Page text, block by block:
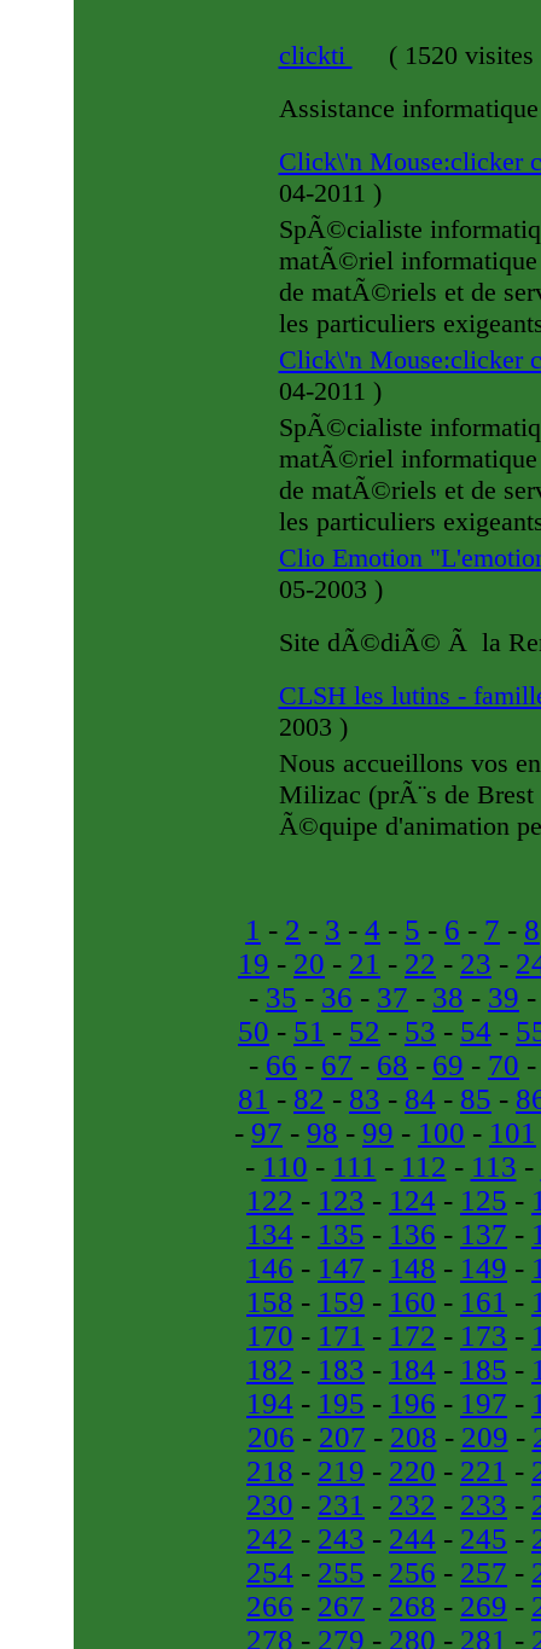
clickti (1520 visites
Assistance
Click\'n Mouse:clicker
04-2011 )
SpÃ©cialiste
matÃ©riel
de matÃ©riels et de
les particuliers
Click\'n Mouse:clicker
04-2011 )
SpÃ©cialiste
matÃ©riel
de matÃ©riels et de
les particuliers
Clio Emotion
05-2003 )
Site dÃ©diÃ© Ã la
CLSH les lutins -
2003 )
Nous accueillons vos
Milizac (prÃ¨s de
Ã©quipe d'animation
1 - 2 - 3 - 4 - 5 - 6 - 7 - 8
19 - 20 - 21 - 22 - 23 -
- 35 - 36 - 37 - 38 - 39
50 - 51 - 52 - 53 - 54 -
- 66 - 67 - 68 - 69 - 70
81 - 82 - 83 - 84 - 85 -
- 97 - 98 - 99 - 100 - 101
- 110 - 111 - 112 - 113 -
122 - 123 - 124 - 125 -
134 - 135 - 136 - 137 -
146 - 147 - 148 - 149 -
158 - 159 - 160 - 161 -
170 - 171 - 172 - 173 -
182 - 183 - 184 - 185 -
194 - 195 - 196 - 197 -
206 - 207 - 208 - 209 -
218 - 219 - 220 - 221 -
230 - 231 - 232 - 233 -
242 - 243 - 244 - 245 -
254 - 255 - 256 - 257 -
266 - 267 - 268 - 269 -
278 - 279 - 280 - 281 -